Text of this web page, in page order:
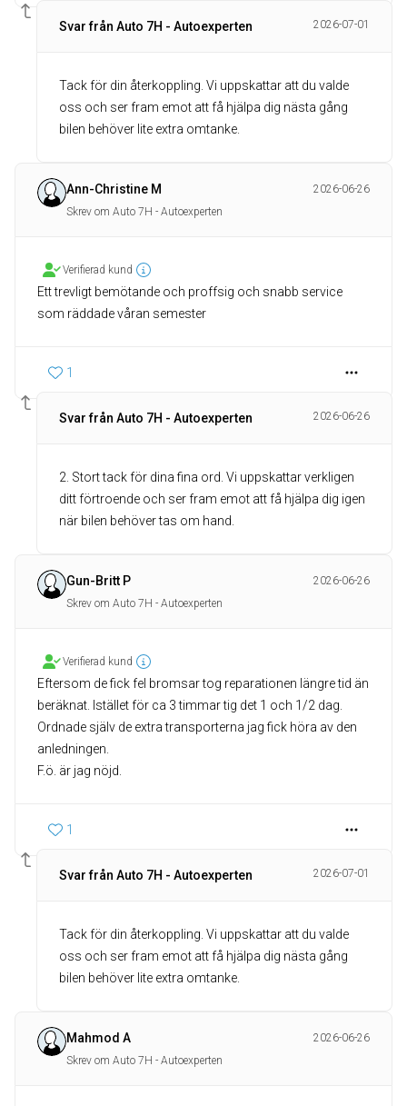
Svar från Auto 7H - Autoexperten 2026-07-01
Tack för din återkoppling. Vi uppskattar att du valde
oss och ser fram emot att få hjälpa dig nästa gång
bilen behöver lite extra omtanke.
Ann-Christine M
2026-06-26
Skrev om Auto 7H - Autoexperten
Verifierad kund
Ett trevligt bemötande och proffsig och snabb service
som räddade våran semester
1
Svar från Auto 7H - Autoexperten 2026-06-26
2. Stort tack för dina fina ord. Vi uppskattar verkligen
ditt förtroende och ser fram emot att få hjälpa dig igen
när bilen behöver tas om hand.
Gun-Britt P
2026-06-26
Skrev om Auto 7H - Autoexperten
Verifierad kund
Eftersom de fick fel bromsar tog reparationen längre tid än
beräknat. Istället för ca 3 timmar tig det 1 och 1/2 dag.
Ordnade själv de extra transporterna jag fick höra av den
anledningen.
F.ö. är jag nöjd.
1
Svar från Auto 7H - Autoexperten 2026-07-01
Tack för din återkoppling. Vi uppskattar att du valde
oss och ser fram emot att få hjälpa dig nästa gång
bilen behöver lite extra omtanke.
Mahmod A
2026-06-26
Skrev om Auto 7H - Autoexperten